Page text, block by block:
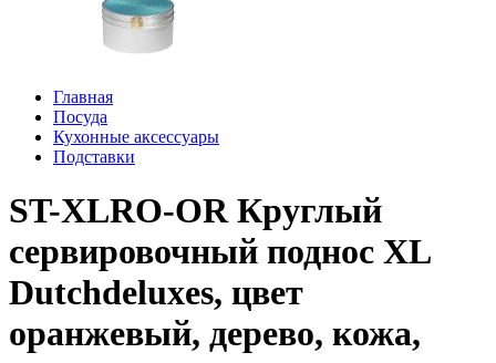
Главная
Посуда
Кухонные аксессуары
Подставки
ST-XLRO-OR Круглый
сервировочный поднос XL
Dutchdeluxes, цвет
оранжевый, дерево, кожа,